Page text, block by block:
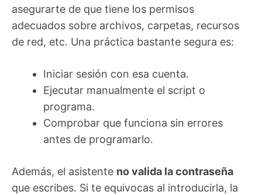
asegurarte de que tiene los permisos
adecuados sobre archivos, carpetas, recursos
de red, etc. Una práctica bastante segura es:
Iniciar sesión con esa cuenta.
Ejecutar manualmente el script o
programa.
Comprobar que funciona sin errores
antes de programarlo.
Además, el asistente no valida la contraseña
que escribes. Si te equivocas al introducirla, la